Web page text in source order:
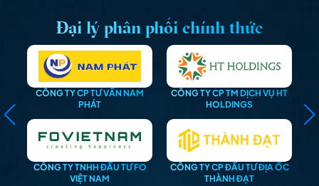
Đại lý phân phối chính thức
VẤN NAM
CÔNG TY CP TM DỊCH VỤ HT
CÔNG TY TNHH ĐT KIM
ĐẦU TƯ FO
CÔNG TY CP ĐẦU TƯ ĐỊA ỐC
CÔNG TY TNHH ĐẦU TƯ
HOÀNG TUẤN